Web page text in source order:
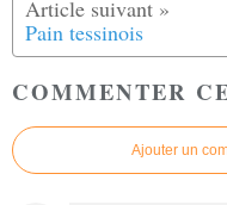
Pain tessinois
COMMENTER
Ajouter un